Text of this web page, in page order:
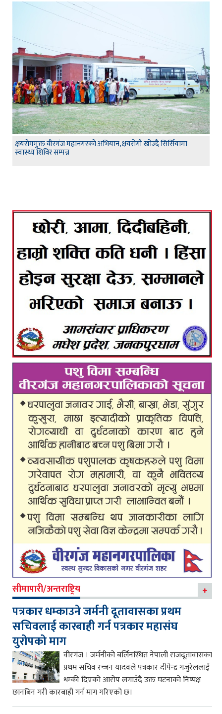
क्षयरोगमुक्त वीरगंज महानगरको अभियान,क्षयरोगी खोज्दै सिर्सियामा
स्वास्थ्य शिविर सम्पन्न
सीमापारी/अन्तराष्ट्रिय
पत्रकार धम्काउने जर्मनी दूतावासका प्रथम
सचिवलाई कारबाही गर्न पत्रकार महासंघ
युरोपको माग
वीरगंज । जर्मनीको बर्लिनस्थित नेपाली राजदूतावासका
प्रथम सचिव रन्जन यादवले पत्रकार दीपेन्द्र गजुरेललाई
धम्की दिएको आरोप लगाउँदै उक्त घटनाको निष्पक्ष
छानबिन गरी कारबाही गर्न माग गरिएको छ।